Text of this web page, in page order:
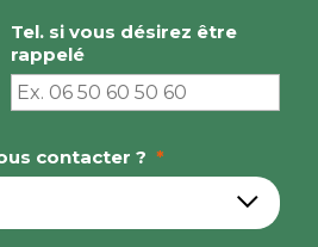
Tel. si vous désirez être
rappelé
contacter ? *